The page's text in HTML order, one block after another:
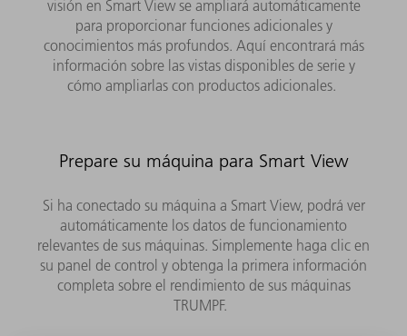
visión en Smart View se ampliará automáticamente
para proporcionar funciones adicionales y
conocimientos más profundos. Aquí encontrará más
información sobre las vistas disponibles de serie y
cómo ampliarlas con productos adicionales.
Prepare su máquina para Smart View
Si ha conectado su máquina a Smart View, podrá ver
automáticamente los datos de funcionamiento
relevantes de sus máquinas. Simplemente haga clic en
su panel de control y obtenga la primera información
completa sobre el rendimiento de sus máquinas
TRUMPF.